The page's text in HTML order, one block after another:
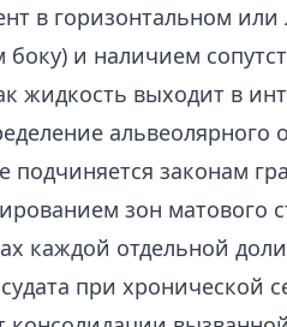
в горизонтальном
боку) и наличием
жидкость выходит в
подчиняется законам
зон матового
каждой отдельной
при хронической